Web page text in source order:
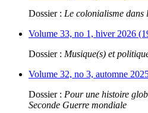
Dossier : Le colonialisme dans
Volume 33, no 1, hiver 2026
Dossier : Musique(s) et
Volume 32, no 3, automne
Dossier : Pour une histoire
Seconde Guerre mondiale